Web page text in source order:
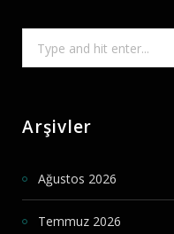
Arşivler
Ağustos 2026
Temmuz 2026